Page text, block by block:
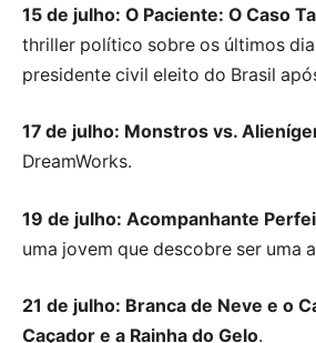
15 de julho: O Paciente: O Caso
thriller político sobre os últimos
presidente civil eleito do Brasil
17 de julho: Monstros vs.
DreamWorks.
19 de julho: Acompanhante
uma jovem que descobre ser uma
21 de julho: Branca de Neve e o
Caçador e a Rainha do Gelo.